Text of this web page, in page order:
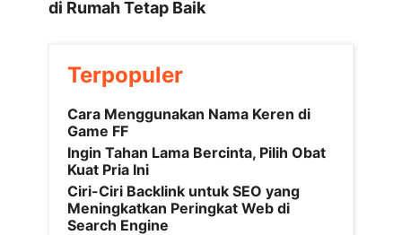
di Rumah Tetap Baik
Terpopuler
Cara Menggunakan Nama Keren di
Game FF
Ingin Tahan Lama Bercinta, Pilih Obat
Kuat Pria Ini
Ciri-Ciri Backlink untuk SEO yang
Meningkatkan Peringkat Web di
Search Engine